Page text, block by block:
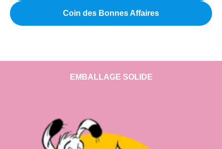
Coin des Bonnes Affaires
EMBALLAGE SOLIDE